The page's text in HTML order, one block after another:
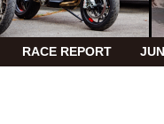
RACE REPORT